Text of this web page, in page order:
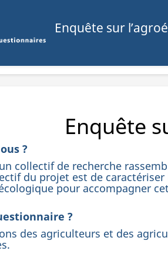
Enquête sur
Enquête
?
collectif de recherche
du projet est de
pour accompagner
?
des agriculteurs et des